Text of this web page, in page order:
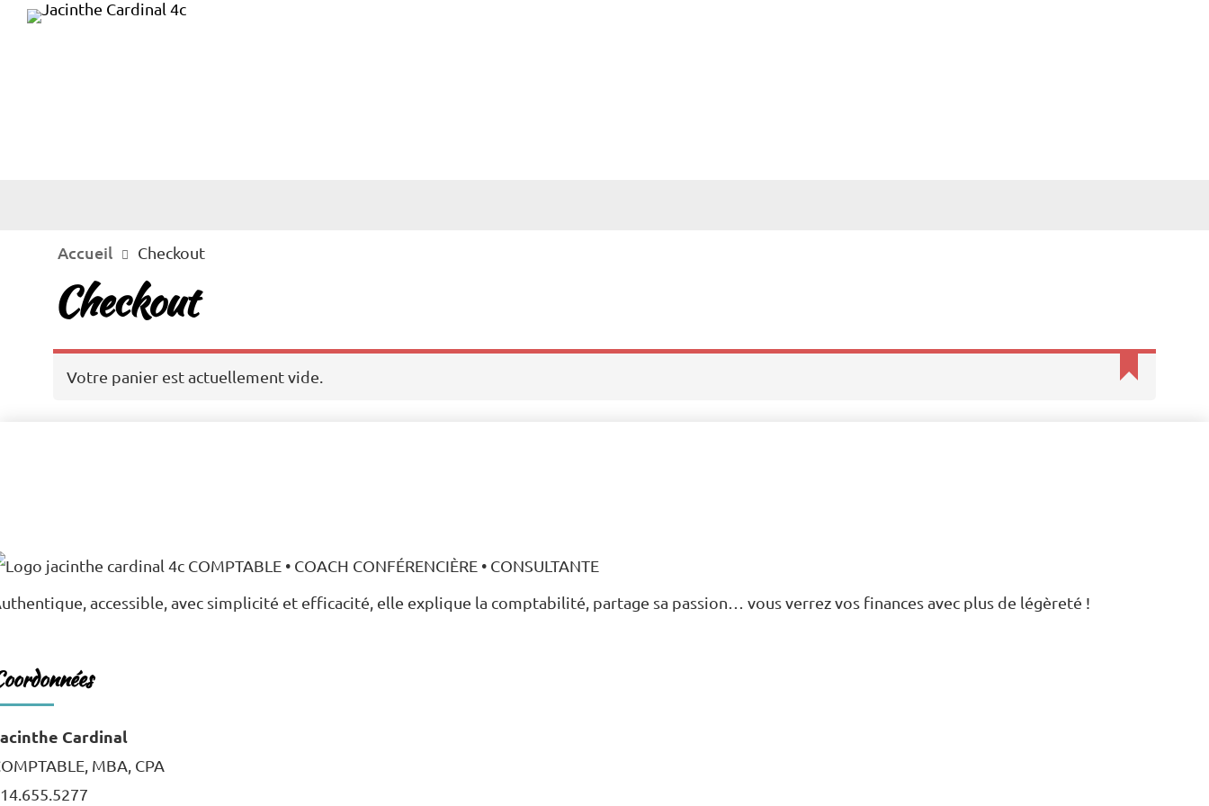
Accueil Checkout
Checkout
Votre panier est actuellement vide.
accessible, avec simplicité et efficacité, elle explique la comptabilité, partage sa passion… vous verrez vos finances avec plus de légèreté !
Cardinal
MBA, CPA